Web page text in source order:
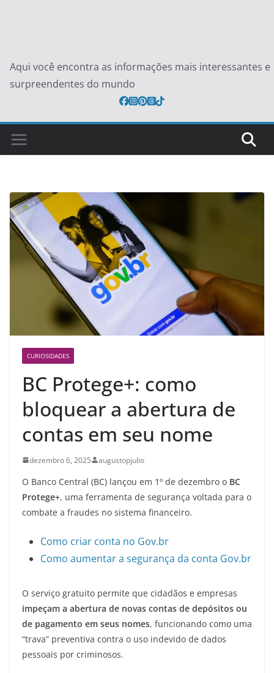
Aqui você encontra as informações mais interessantes e
surpreendentes do mundo
CURIOSIDADES
BC Protege+: como
bloquear a abertura de
contas em seu nome
dezembro 6, 2025 augustopjulio
O Banco Central (BC) lançou em 1º de dezembro o BC
Protege+, uma ferramenta de segurança voltada para o
combate a fraudes no sistema financeiro.
Como criar conta no Gov.br
Como aumentar a segurança da conta Gov.br
O serviço gratuito permite que cidadãos e empresas
impeçam a abertura de novas contas de depósitos ou
de pagamento em seus nomes, funcionando como uma
“trava” preventiva contra o uso indevido de dados
pessoais por criminosos.